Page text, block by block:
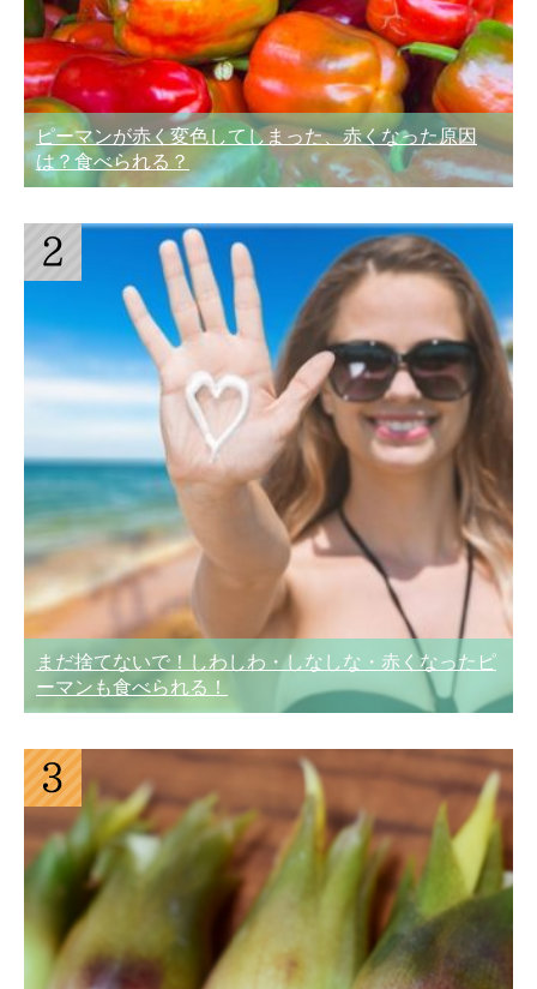
ピーマンが赤く変色してしまった、赤くなった原因
は？食べられる？
まだ捨てないで！しわしわ・しなしな・赤くなったピ
ーマンも食べられる！